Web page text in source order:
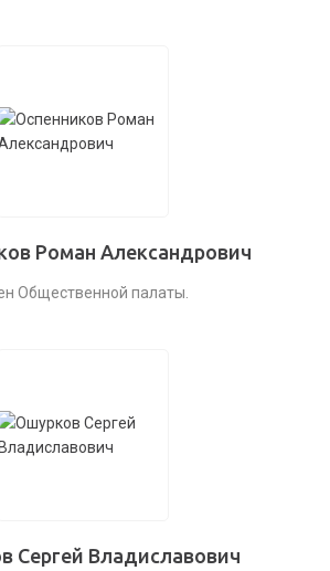
Роман Александрович
Общественной палаты.
Сергей Владиславович